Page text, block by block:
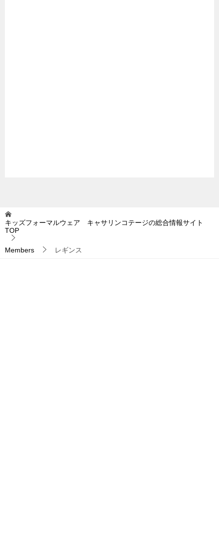
キッズフォーマルウェア キャサリンコテージの総合情報サイト
TOP
Members レギンス